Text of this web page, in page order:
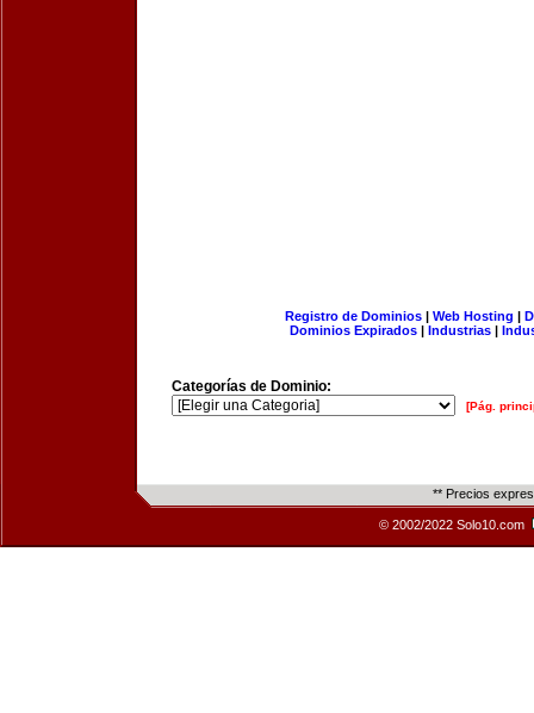
Registro de Dominios| Web Hosting |
Dominios Expirados | Industrias |
Categorías de Dominio:
[Pág.
** Precios
© 2002/2022 Solo10.com